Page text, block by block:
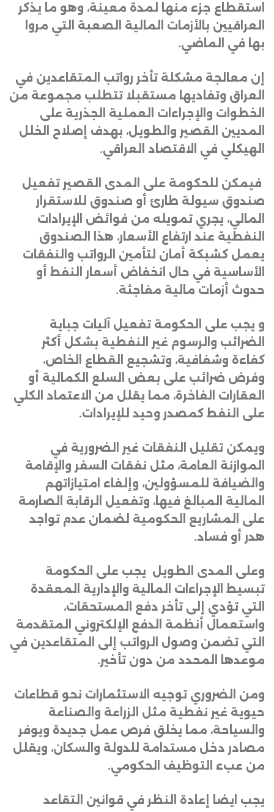
استقطاع جزء منها لمدة معينة، وهو ما يذكر
العراقيين بالأزمات المالية الصعبة التي مروا
بها في الماضي.
إن معالجة مشكلة تأخر رواتب المتقاعدين في
العراق وتفاديها مستقبلا تتطلب مجموعة من
الخطوات والإجراءات العملية الجذرية على
المديين القصير والطويل، بهدف إصلاح الخلل
الهيكلي في الاقتصاد العراقي.
فيمكن للحكومة على المدى القصير تفعيل
صندوق سيولة طارئ أو صندوق للاستقرار
المالي، يجري تمويله من فوائض الإيرادات
النفطية عند ارتفاع الأسعار، هذا الصندوق
يعمل كشبكة أمان لتأمين الرواتب والنفقات
الأساسية في حال انخفاض أسعار النفط أو
حدوث أزمات مالية مفاجئة.
و يجب على الحكومة تفعيل آليات جباية
الضرائب والرسوم غير النفطية بشكل أكثر
كفاءة وشفافية، وتشجيع القطاع الخاص،
وفرض ضرائب على بعض السلع الكمالية أو
العقارات الفاخرة، مما يقلل من الاعتماد الكلي
على النفط كمصدر وحيد للإيرادات.
ويمكن تقليل النفقات غير الضرورية في
الموازنة العامة، مثل نفقات السفر والإقامة
والضيافة للمسؤولين، وإلغاء امتيازاتهم
المالية المبالغ فيها، وتفعيل الرقابة الصارمة
على المشاريع الحكومية لضمان عدم تواجد
هدر أو فساد.
وعلى المدى الطويل يجب على الحكومة
تبسيط الإجراءات المالية والإدارية المعقدة
التي تؤدي إلى تأخر دفع المستحقات،
واستعمال أنظمة الدفع الإلكتروني المتقدمة
التي تضمن وصول الرواتب إلى المتقاعدين في
موعدها المحدد من دون تأخير.
ومن الضروري توجيه الاستثمارات نحو قطاعات
حيوية غير نفطية مثل الزراعة والصناعة
والسياحة، مما يخلق فرص عمل جديدة ويوفر
مصادر دخل مستدامة للدولة والسكان، ويقلل
من عبء التوظيف الحكومي.
يجب ايضا إعادة النظر في قوانين التقاعد